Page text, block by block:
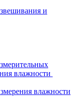
и
влажности
влажности